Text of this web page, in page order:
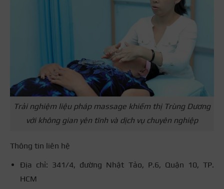
Trải nghiệm liệu pháp massage khiếm thị Trùng Dương
với không gian yên tĩnh và dịch vụ chuyên nghiệp
Thông tin liên hệ
Địa chỉ: 341/4, đường Nhật Tảo, P.6, Quận 10, TP.
HCM